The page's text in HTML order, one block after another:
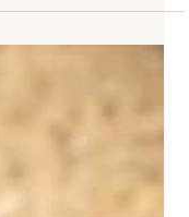
nous ont donné envie de créer
baies de genièvre sauvage
touche de lentisque, signature